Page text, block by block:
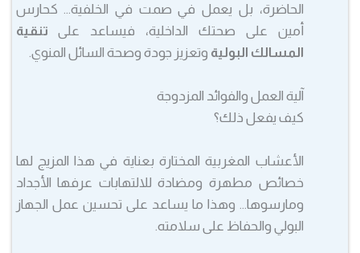
الحاضرة، بل يعمل في صمت في الخلفية… كحارس
أمين على صحتك الداخلية، فيساعد على
تنقية
المسالك البوليةوتعزيز جودة وصحة السائل المنوي.
آلية العمل والفوائد المزدوجة
كيف يفعل ذلك؟
الأعشاب المغربية المختارة بعناية في هذا المزيج لها
خصائص مطهرة ومضادة للالتهابات عرفها الأجداد
ومارسوها… وهذا ما يساعد على تحسين عمل الجهاز
البولي والحفاظ على سلامته.